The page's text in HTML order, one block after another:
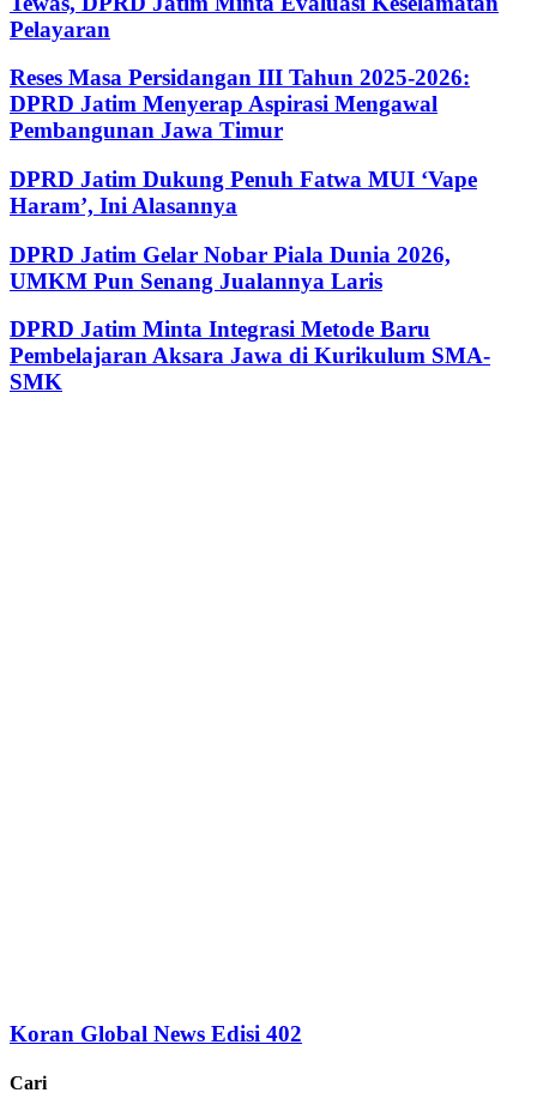
Pelayaran
Reses Masa Persidangan III Tahun 2025-2026:
DPRD Jatim Menyerap Aspirasi Mengawal
Pembangunan Jawa Timur
DPRD Jatim Dukung Penuh Fatwa MUI ‘Vape
Haram’, Ini Alasannya
DPRD Jatim Gelar Nobar Piala Dunia 2026,
UMKM Pun Senang Jualannya Laris
DPRD Jatim Minta Integrasi Metode Baru
Pembelajaran Aksara Jawa di Kurikulum SMA-
SMK
Koran Global News Edisi 402
Cari